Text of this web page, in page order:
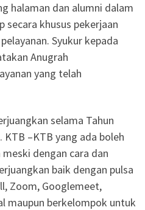
halaman dan alumni dalam
secara khusus pekerjaan
Syukur kepada
Anugrah
yang telah
selama Tahun
KTB –KTB yang ada boleh
dengan cara dan
baik dengan pulsa
Zoom, Googlemeet,
maupun berkelompok untuk